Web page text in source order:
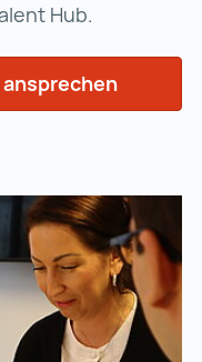
Hub.
Jetzt